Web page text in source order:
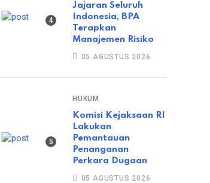
Jajaran Seluruh
Indonesia, BPA
Terapkan
Manajemen Risiko
05 AGUSTUS 2026
HUKUM
Komisi Kejaksaan RI
Lakukan
Pemantauan
Penanganan
Perkara Dugaan
05 AGUSTUS 2026